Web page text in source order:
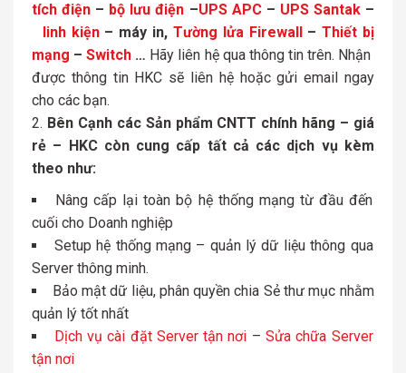
tích điện – bộ lưu điện –UPS APC– UPS Santak–
linh kiện– máy in, Tường lửa Firewall–Thiết bị
mạng –Switch … Hãy liên hệ qua thông tin trên. Nhận
được thông tin HKC sẽ liên hệ hoặc gửi email ngay
cho các bạn.
Bên Cạnh các Sản phẩm CNTT chính hãng – giá
rẻ – HKC còn cung cấp tất cả các dịch vụ kèm
theo như:
Nâng cấp lại toàn bộ hệ thống mạng từ đầu đến
cuối cho Doanh nghiệp
Setup hệ thống mạng – quản lý dữ liệu thông qua
Server thông minh.
Bảo mật dữ liệu, phân quyền chia Sẻ thư mục nhằm
quản lý tốt nhất
Dịch vụ cài đặt Server tận nơi –Sửa chữa Server
tận nơi